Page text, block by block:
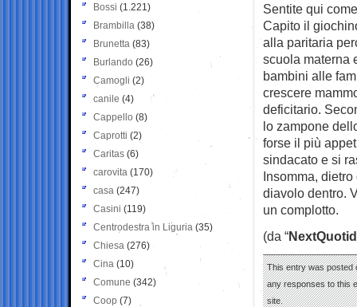
Sentite qui
Capito il
alla paritaria
scuola materna
bambini alle
crescere
deficitario.
lo zampone
forse il più
sindacato e si
Insomma,
diavolo dentro.
un complotto.
(da “
This entry was posted
any responses to this
site.
Bossi (1.221)
Brambilla (38)
Brunetta (83)
Burlando (26)
Camogli (2)
canile (4)
Cappello (8)
Caprotti (2)
Caritas (6)
carovita (170)
casa (247)
Casini (119)
Centrodestra in Liguria (35)
Chiesa (276)
Cina (10)
Comune (342)
Coop (7)